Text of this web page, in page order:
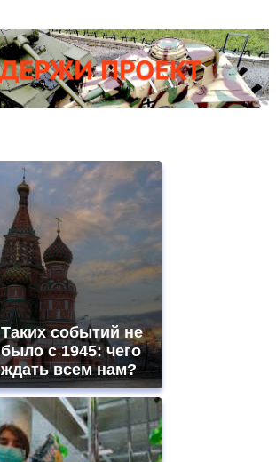
Таких событий не
было с 1945: чего
ждать всем нам?